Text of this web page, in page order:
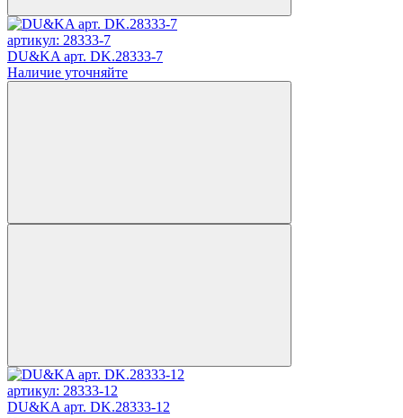
артикул: 28333-7
DU&KA арт. DK.28333-7
Наличие уточняйте
артикул: 28333-12
DU&KA арт. DK.28333-12